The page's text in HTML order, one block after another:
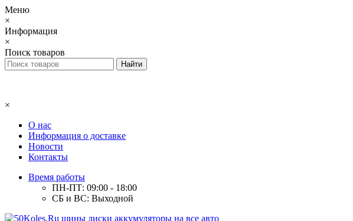
Меню
×
Информация
×
Поиск товаров
×
О нас
Информация о доставке
Новости
Контакты
Время работы
ПН-ПТ: 09:00 - 18:00
СБ и ВС: Выходной